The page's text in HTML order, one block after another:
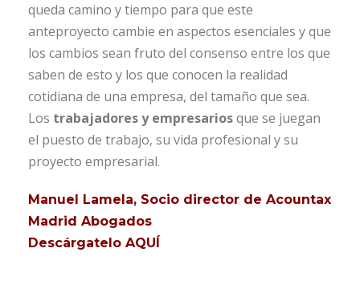
queda camino y tiempo para que este
anteproyecto cambie en aspectos esenciales y que
los cambios sean fruto del consenso entre los que
saben de esto y los que conocen la realidad
cotidiana de una empresa, del tamaño que sea.
Los trabajadores y empresariosque se juegan
el puesto de trabajo, su vida profesional y su
proyecto empresarial.
Manuel Lamela, Socio director de Acountax
Madrid Abogados
Descárgatelo AQUÍ